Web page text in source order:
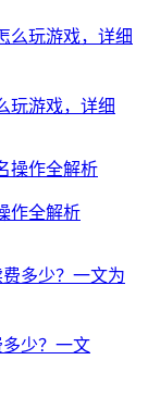
玩游戏，详细
作全解析
多少？一文